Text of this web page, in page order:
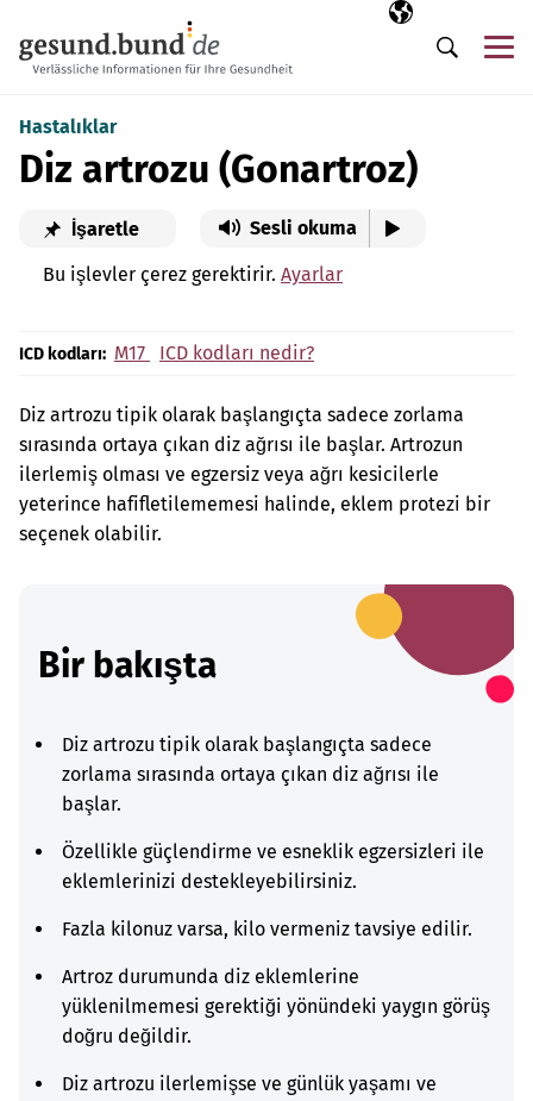
Seçili dil
TR
Arama
Hastalıklar
Diz artrozu (Gonartroz)
İşaretle Sesli okuma
Bu işlevler çerez gerektirir. Ayarlar
ICD kodları: M17 ICD kodları nedir?
Diz artrozu tipik olarak başlangıçta sadece zorlama
sırasında ortaya çıkan diz ağrısı ile başlar. Artrozun
ilerlemiş olması ve egzersiz veya ağrı kesicilerle
yeterince hafifletilememesi halinde, eklem protezi bir
seçenek olabilir.
Bir bakışta
Diz artrozu tipik olarak başlangıçta sadece
zorlama sırasında ortaya çıkan diz ağrısı ile
başlar.
Özellikle güçlendirme ve esneklik egzersizleri ile
eklemlerinizi destekleyebilirsiniz.
Fazla kilonuz varsa, kilo vermeniz tavsiye edilir.
Artroz durumunda diz eklemlerine
yüklenilmemesi gerektiği yönündeki yaygın görüş
doğru değildir.
Diz artrozu ilerlemişse ve günlük yaşamı ve